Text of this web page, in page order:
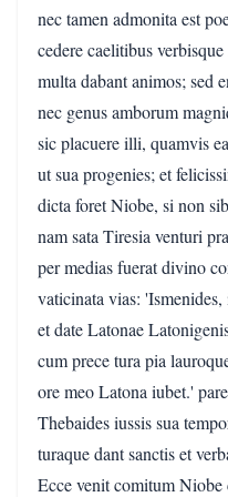
nec tamen admonita est
cedere caelitibus
multa dabant animos; sed
nec genus amborum
sic placuere illi, quamvis
ut sua progenies; et
dicta foret Niobe, si non
nam sata Tiresia venturi
per medias fuerat divino
vaticinata vias: 'Ismenides,
et date Latonae
cum prece tura pia
ore meo Latona iubet.'
Thebaides iussis sua
turaque dant sanctis et
Ecce venit comitum Niobe